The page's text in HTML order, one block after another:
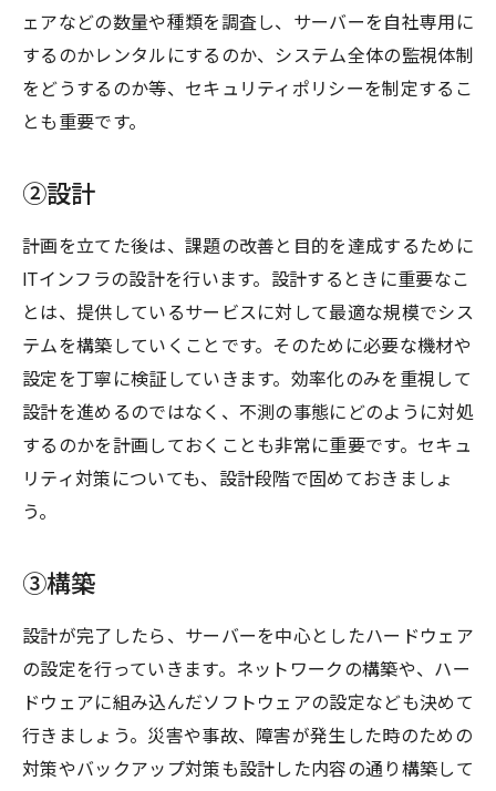
ェアなどの数量や種類を調査し、サーバーを自社専用に
するのかレンタルにするのか、システム全体の監視体制
をどうするのか等、セキュリティポリシーを制定するこ
とも重要です。
②設計
計画を立てた後は、課題の改善と目的を達成するために
ITインフラの設計を行います。設計するときに重要なこ
とは、提供しているサービスに対して最適な規模でシス
テムを構築していくことです。そのために必要な機材や
設定を丁寧に検証していきます。効率化のみを重視して
設計を進めるのではなく、不測の事態にどのように対処
するのかを計画しておくことも非常に重要です。セキュ
リティ対策についても、設計段階で固めておきましょ
う。
③構築
設計が完了したら、サーバーを中心としたハードウェア
の設定を行っていきます。ネットワークの構築や、ハー
ドウェアに組み込んだソフトウェアの設定なども決めて
行きましょう。災害や事故、障害が発生した時のための
対策やバックアップ対策も設計した内容の通り構築して